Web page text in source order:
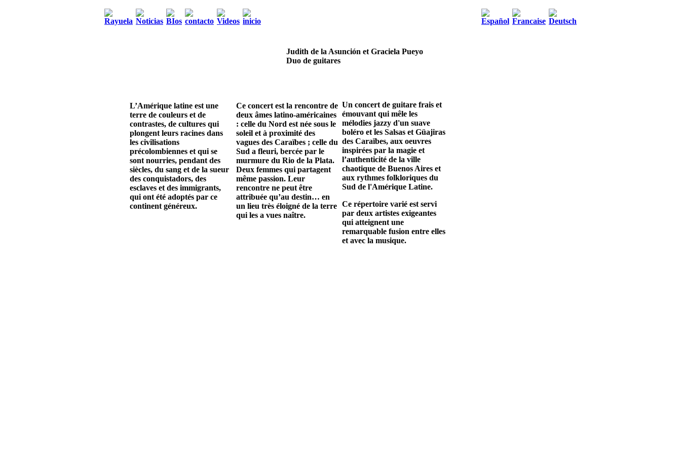
Judith de la Asunción et Graciela Pueyo
Duo de guitares
L’Amérique latine est une
terre de couleurs et de
contrastes, de cultures qui
plongent leurs racines dans
les civilisations
précolombiennes et qui se
sont nourries, pendant des
siècles, du sang et de la sueur
des conquistadors, des
esclaves et des immigrants,
qui ont été adoptés par ce
continent généreux.
Ce concert est la rencontre de
deux âmes latino-américaines
: celle du Nord est née sous le
soleil et à proximité des
vagues des Caraïbes ; celle du
Sud a fleuri, bercée par le
murmure du Rio de la Plata.
Deux femmes qui partagent
même passion. Leur
rencontre ne peut être
attribuée qu’au destin… en
un lieu très éloigné de la terre
qui les a vues naître.
Un concert de guitare frais et
émouvant qui mêle les
mélodies jazzy d'un suave
boléro et les Salsas et Güajiras
des Caraïbes, aux oeuvres
inspirées par la magie et
l’authenticité de la ville
chaotique de Buenos Aires et
aux rythmes folkloriques du
Sud de l'Amérique Latine.
Ce répertoire varié est servi
par deux artistes exigeantes
qui atteignent une
remarquable fusion entre elles
et avec la musique.